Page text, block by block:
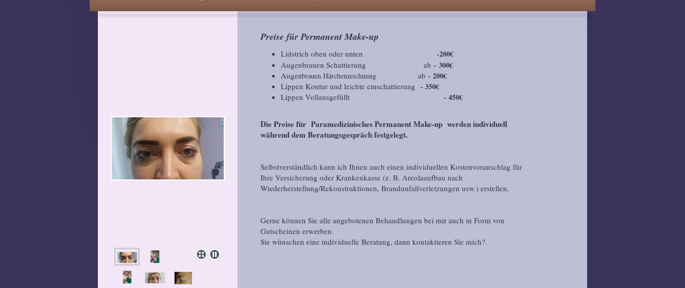
Preise für Permanent Make-up
Lidstrich oben oder unten -200€
Augenbrauen Schattierung ab - 300€
Augenbrauen Härchenzeichnung ab - 200€
Lippen Kontur und leichte einschattierung - 350€
Lippen Vollausgefüllt - 450€
Die Preise für Paramedizinisches Permanent Make-up werden individuell
während dem Beratungsgespräch festgelegt.
Selbstverständlich kann ich Ihnen auch einen individuellen Kostenvoranschlag für
Ihre Versicherung oder Krankenkasse (z. B. Areolaaufbau nach
Wiederherstellung/Rekonstruktionen, Brandunfallverletzungen usw.) erstellen.
Gerne können Sie alle angebotenen Behandlungen bei mir auch in Form von
Gutscheinen erwerben.
Sie wünschen eine individuelle Beratung, dann kontaktieren Sie mich?